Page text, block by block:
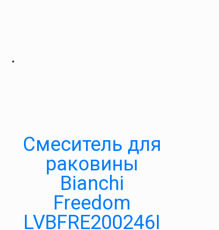
Смеситель для
раковины
Bianchi
Freedom
LVBFRE200246I